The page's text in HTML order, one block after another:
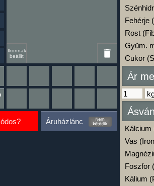
Szöveges
Értékelés
Ha ma már
kattints a
A Kalória
Ikonnak
beállít
Áruházlánc
Fehérje
Rost
Gyüm.
Cukor
Ár
Kálcium
Vas
Foszfor
Kálium